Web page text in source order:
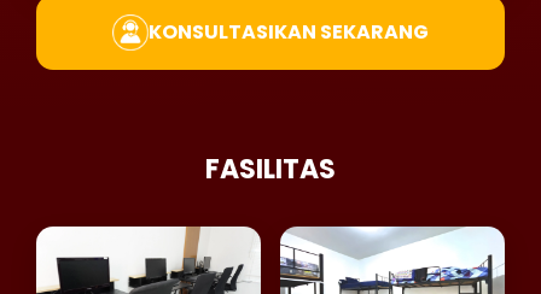
KONSULTASIKAN SEKARANG
FASILITAS